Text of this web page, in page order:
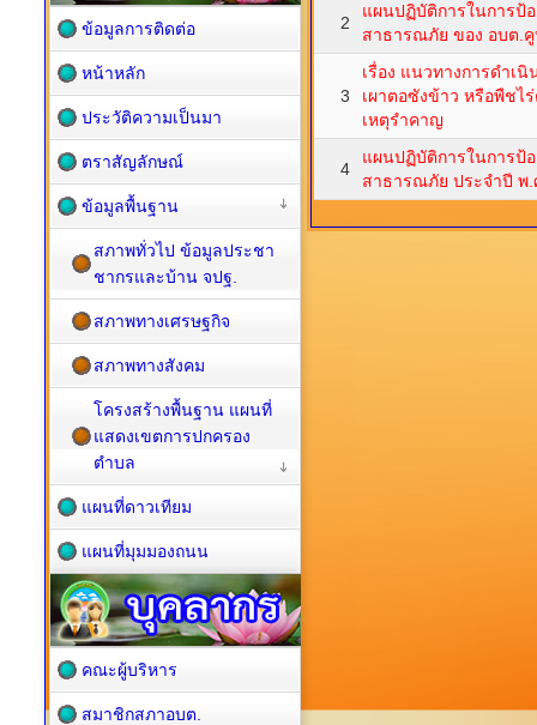
2
แผนปฏิบัติการในการป้
สาธารณภัย ของ อบต.
3
เรื่อง แนวทางการดำเ
เผาตอซังข้าว หรือพืชไ
เหตุรำคาญ
4
แผนปฏิบัติการในการป้
สาธารณภัย ประจำปี พ.
ข้อมูลการติดต่อ
หน้าหลัก
ประวัติความเป็นมา
ตราสัญลักษณ์
ข้อมูลพื้นฐาน
สภาพทั่วไป ข้อมูลประชา
ชากรและบ้าน จปฐ.
สภาพทางเศรษฐกิจ
สภาพทางสังคม
โครงสร้างพื้นฐาน แผนที่
แสดงเขตการปกครอง
ตำบล
แผนที่ดาวเทียม
แผนที่มุมมองถนน
คณะผู้บริหาร
สมาชิกสภาอบต.